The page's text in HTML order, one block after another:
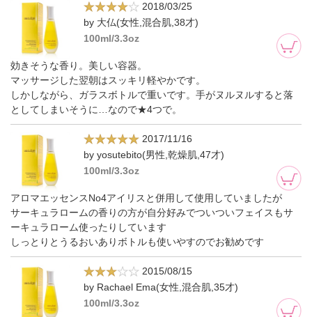
2018/03/25
by 大仏(女性,混合肌,38才)
100ml/3.3oz
効きそうな香り。美しい容器。
マッサージした翌朝はスッキリ軽やかです。
しかしながら、ガラスボトルで重いです。手がヌルヌルすると落
としてしまいそうに…なので★4つで。
2017/11/16
by yosutebito(男性,乾燥肌,47才)
100ml/3.3oz
アロマエッセンスNo4アイリスと併用して使用していましたが
サーキュラロームの香りの方が自分好みでついついフェイスもサ
ーキュラローム使ったりしています
しっとりとうるおいありボトルも使いやすのでお勧めです
2015/08/15
by Rachael Ema(女性,混合肌,35才)
100ml/3.3oz